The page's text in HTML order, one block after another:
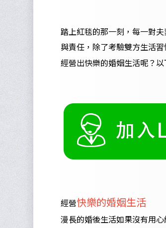
踏上紅毯的那一刻，每一對
與責任，除了考驗雙方生活
經營出快樂的婚姻生活呢？
經營快樂的婚姻生活
漫長的婚後生活如果沒有用